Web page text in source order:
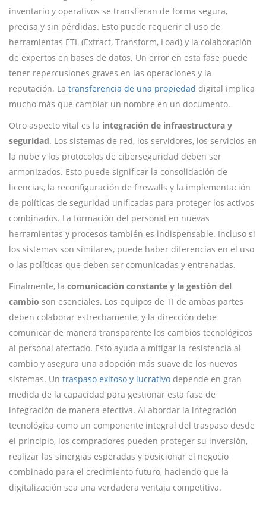
inventario y operativos se transfieran de forma segura,
precisa y sin pérdidas. Esto puede requerir el uso de
herramientas ETL (Extract, Transform, Load) y la colaboración
de expertos en bases de datos. Un error en esta fase puede
tener repercusiones graves en las operaciones y la
reputación. La transferencia de una propiedad digital implica
mucho más que cambiar un nombre en un documento.
Otro aspecto vital es la integración de infraestructura y
seguridad. Los sistemas de red, los servidores, los servicios en
la nube y los protocolos de ciberseguridad deben ser
armonizados. Esto puede significar la consolidación de
licencias, la reconfiguración de firewalls y la implementación
de políticas de seguridad unificadas para proteger los activos
combinados. La formación del personal en nuevas
herramientas y procesos también es indispensable. Incluso si
los sistemas son similares, puede haber diferencias en el uso
o las políticas que deben ser comunicadas y entrenadas.
Finalmente, la comunicación constante y la gestión del
cambio son esenciales. Los equipos de TI de ambas partes
deben colaborar estrechamente, y la dirección debe
comunicar de manera transparente los cambios tecnológicos
al personal afectado. Esto ayuda a mitigar la resistencia al
cambio y asegura una adopción más suave de los nuevos
sistemas. Un traspaso exitoso y lucrativo depende en gran
medida de la capacidad para gestionar esta fase de
integración de manera efectiva. Al abordar la integración
tecnológica como un componente integral del traspaso desde
el principio, los compradores pueden proteger su inversión,
realizar las sinergias esperadas y posicionar el negocio
combinado para el crecimiento futuro, haciendo que la
digitalización sea una verdadera ventaja competitiva.